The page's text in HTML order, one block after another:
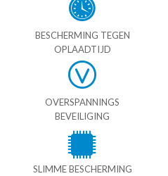
BESCHERMING TEGEN
OPLAADTIJD
OVERSPANNINGS
BEVEILIGING
SLIMME BESCHERMING